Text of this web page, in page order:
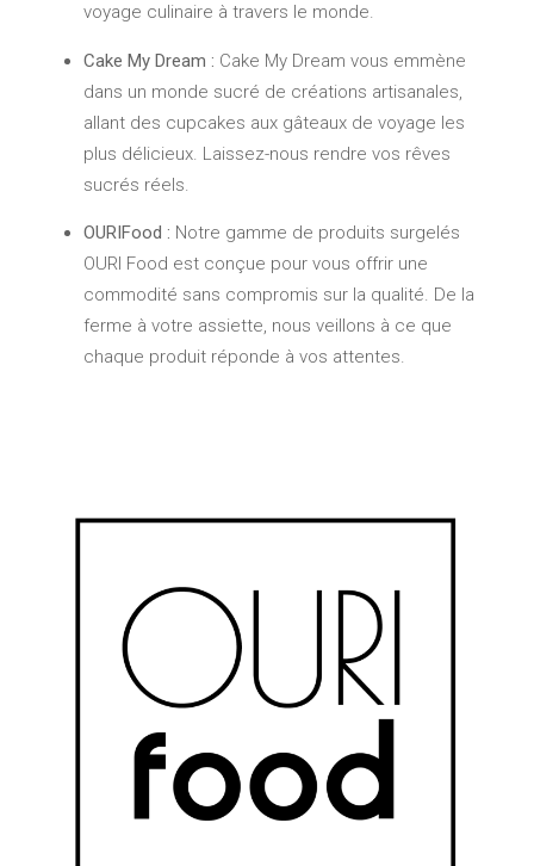
voyage culinaire à travers le monde.
Cake My Dream : Cake My Dream vous emmène
dans un monde sucré de créations artisanales,
allant des cupcakes aux gâteaux de voyage les
plus délicieux. Laissez-nous rendre vos rêves
sucrés réels.
OURIFood : Notre gamme de produits surgelés
OURI Food est conçue pour vous offrir une
commodité sans compromis sur la qualité. De la
ferme à votre assiette, nous veillons à ce que
chaque produit réponde à vos attentes.